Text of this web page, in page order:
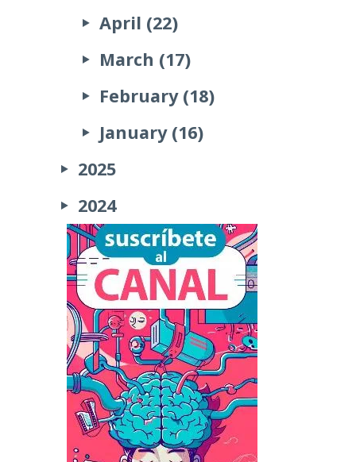
April (22)
March (17)
February (18)
January (16)
2025
2024